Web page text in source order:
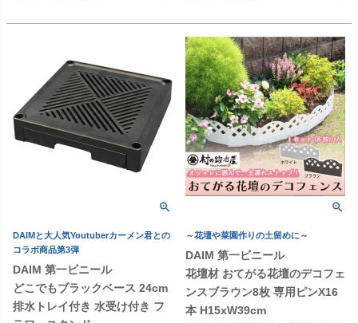
DAIMと大人気Youtuberカーメン君との
コラボ商品第3弾
DAIM 第一ビニール
どこでもブラックベース 24cm
排水トレイ付き 水受け付き フ
～花壇や菜園作りの土留めに～
DAIM 第一ビニール
花壇材 おてがる花壇のデコフェ
ンスブラウン8枚 専用ピンX16
本 H15xW39cm